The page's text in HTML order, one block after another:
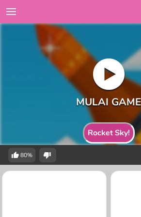
Rocket Sky!
80%